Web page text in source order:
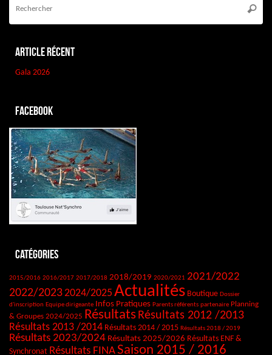
Article récent
Gala 2026
Facebook
Catégories
2015/2016 2016/2017 2017/2018 2018/2019 2020/2021 2021/2022
2022/20232024/2025 Actualités Boutique Dossier
d'inscription Equipe dirigeante Infos Pratiques Parents référents partenaire Planning
& Groupes 2024/2025 Résultats Résultats 2012 /2013
Résultats 2013 /2014 Résultats 2014 / 2015 Résultats 2018 / 2019
Résultats 2023/2024 Résultats 2025/2026 Résultats ENF &
Synchronat Résultats FINASaison 2015 / 2016